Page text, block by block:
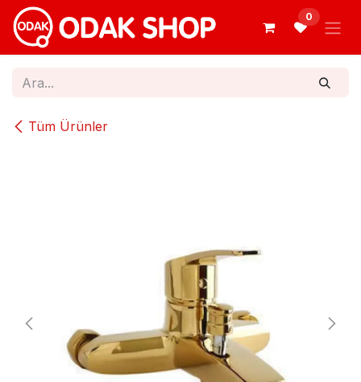
İçereği Atla
0
Tüm Ürünler